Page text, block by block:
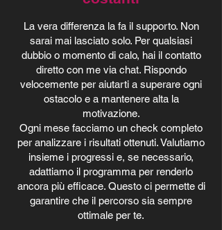
La vera differenza la fa il supporto. Non
sarai mai lasciato solo. Per qualsiasi
dubbio o momento di calo, hai il contatto
diretto con me via chat. Rispondo
velocemente per aiutarti a superare ogni
ostacolo e a mantenere alta la
motivazione.
Ogni mese facciamo un check completo
per analizzare i risultati ottenuti. Valutiamo
insieme i progressi e, se necessario,
adattiamo il programma per renderlo
ancora più efficace. Questo ci permette di
garantire che il percorso sia sempre
ottimale per te.